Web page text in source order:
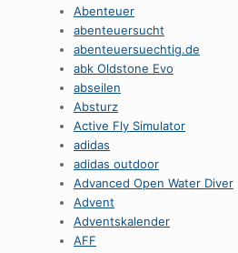
Abenteuer
abenteuersucht
abenteuersuechtig.de
abk Oldstone Evo
abseilen
Absturz
Active Fly Simulator
adidas
adidas outdoor
Advanced Open Water Diver
Advent
Adventskalender
AFF